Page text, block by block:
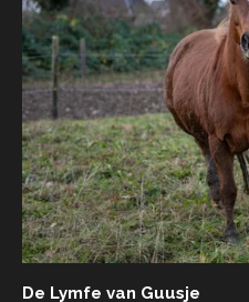
De Lymfe van Guusje